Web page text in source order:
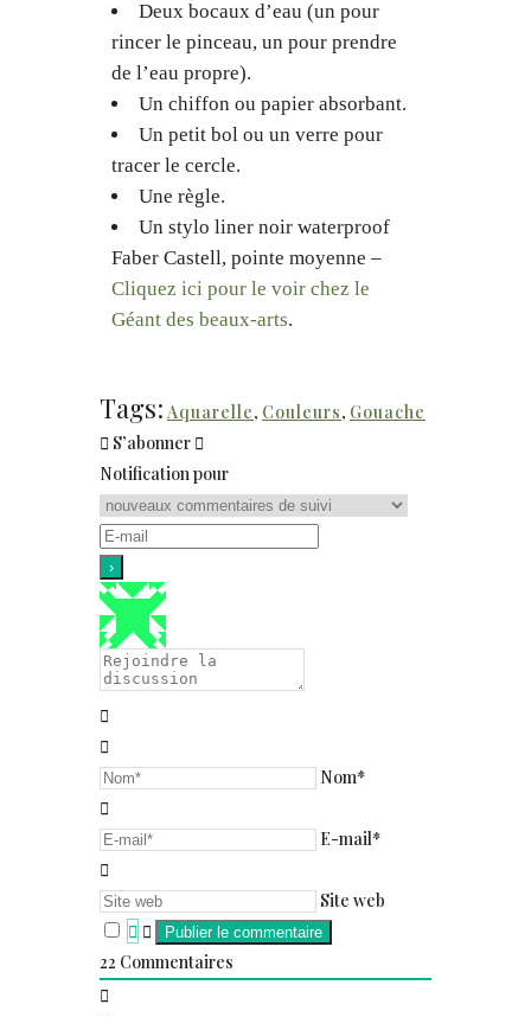
Deux bocaux d’eau (un pour
rincer le pinceau, un pour prendre
de l’eau propre).
Un chiffon ou papier absorbant.
Un petit bol ou un verre pour
tracer le cercle.
Une règle.
Un stylo liner noir waterproof
Faber Castell, pointe moyenne –
Cliquez ici pour le voir chez le
Géant des beaux-arts.
Tags: Aquarelle, Couleurs, Gouache
S’abonner
Notification pour
Nom*
E-mail*
Site web
22 Commentaires